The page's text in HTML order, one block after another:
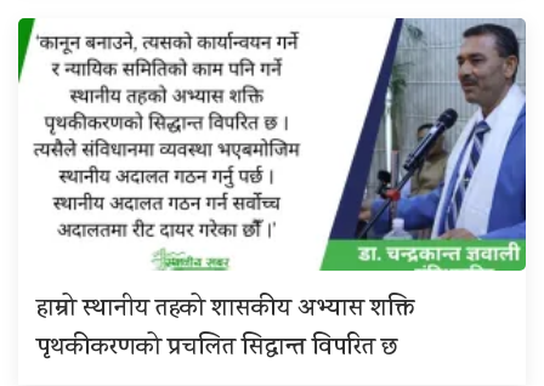
हाम्रो स्थानीय तहको शासकीय अभ्यास शक्ति
पृथकीकरणको प्रचलित सिद्धान्त विपरित छ